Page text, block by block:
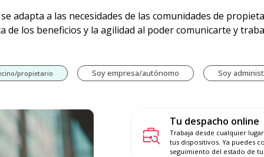
adapta a las necesidades de las comunidades de
de los beneficios y la agilidad al poder comunicarte y
propietario Soy empresa/autónomo Soy
Tu despacho online
Trabaja desde cualquier
tus dispositivos. Ya puedes
seguimiento del estado de